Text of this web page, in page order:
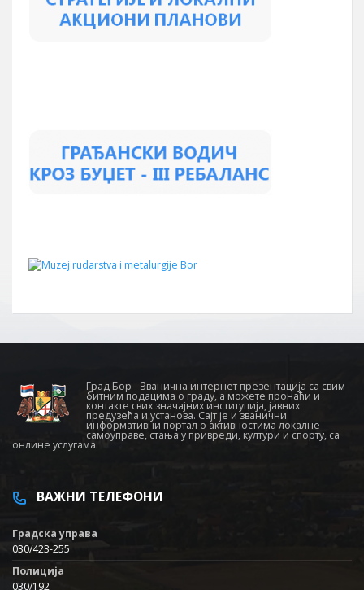
Град Бор - Званична интернет презентација са свим
битним подацима о граду, а можете пронаћи и
контакте свих значајних институција, јавних
предузећа и установа. Сајт је и званични
информативни портал о активностима локалне
самоуправе, стања у привреди, култури и спорту, са
онлине услугама.
ВАЖНИ ТЕЛЕФОНИ
Градска управа
030/423-255
Полиција
030/192